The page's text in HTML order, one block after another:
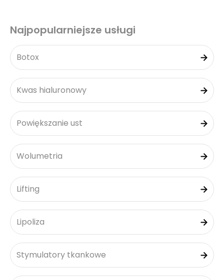
Najpopularniejsze usługi
Botox
Kwas hialuronowy
Powiększanie ust
Wolumetria
Lifting
Lipoliza
Stymulatory tkankowe